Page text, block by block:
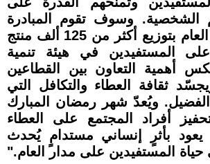
الشخصية. وسوف تقوم المبادرة
في نسختها لهذا العام بتوزيع أكثر من 125 ألف منتج
المستفيدين في هيئة تنمية
أهمية التعاون بين القطاعين
ثقافة العطاء والتكافل التي
الفضيل. ويُعدّ شهر رمضان المبارك
أفراد المجتمع على العطاء
يعود بأثرٍ إنساني مستدامٍ يُحدث
المستفيدين على مدار العام."